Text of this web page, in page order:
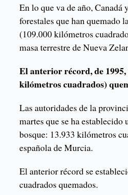
En lo que va de año, Canadá
forestales que han quemado
(109.000 kilómetros
masa terrestre de Nueva
El anterior récord, de 1995,
kilómetros cuadrados)
Las autoridades de la
martes que se ha
bosque: 13.933 kilómetros
española de Murcia.
El anterior récord se
cuadrados quemados.